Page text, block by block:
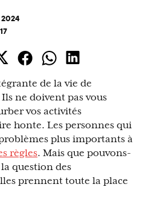
2024
de la vie de
ne doivent pas vous
vos activités
honte. Les personnes qui
plus importants à
règles. Mais que pouvons-
question des
prennent toute la place